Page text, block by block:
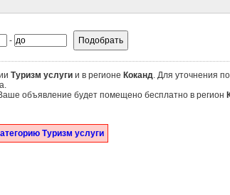
-
Туризм услугии в регионе Коканд. Для уточнения
объявление будет помещено бесплатно в регион
Туризм услуги